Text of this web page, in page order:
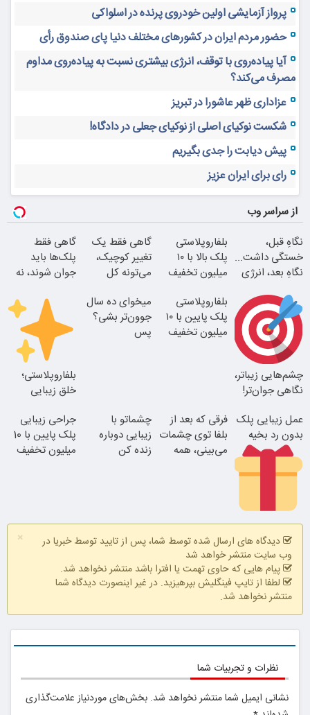
پرواز آزمایشی اولین خودروی پرنده در اسلواکی
حضور مردم ایران در کشورهای مختلف دنیا پای صندوق رأی
آیا پیاده‌روی با توقف، انرژی بیشتری نسبت به پیاده‌روی مداوم
مصرف می‌کند؟
عزاداری ظهر عاشورا در تبریز
شکست نوکیای اصلی از نوکیای جعلی در دادگاه!
پیش دیابت را جدی بگیریم
رای برای ایران عزیز
از سراسر وب
نگاهِ قبل،
خستگی داشت...
نگاهِ بعد، انرژی
بلفا با 25%
تخفیف
بلفاروپلاستی
پلک بالا با ۱۰
میلیون تخفیف
گاهی فقط یک
تغییر کوچیک،
می‌تونه کل
کنه
گاهی فقط
پلک‌ها باید
جوان شوند، نه
نتیجه‌ای طبیعی
چشم‌هایی زیباتر،
نگاهی جوان‌تر!
25% تخفیف
بلفاروپلاستی
پلک پایین با ۱۰
میلیون تخفیف
میخوای ده سال
جوون‌تر بشی؟
پس
بلفاروپلاستی؛
خلق زیبایی
بی‌نهایت
عمل زیبایی پلک
بدون رد بخیه
۱۰ میلیون تومان
تخفیف ویژه
فرقی که بعد از
بلفا توی چشمات
می‌بینی، همه
چشماتو با
زیبایی دوباره
زنده کن
بلفاروپلاستی،
جوان‌تر شدن
جراحی زیبایی
پلک پایین با 10
میلیون تخفیف
×
دیدگاه های ارسال شده توسط شما، پس از تایید توسط خبریا در
وب سایت منتشر خواهد شد
پیام هایی که حاوی تهمت یا افترا باشد منتشر نخواهد شد.
لطفا از تایپ فینگلیش بپرهیزید. در غیر اینصورت دیدگاه شما
منتشر نخواهد شد.
نظرات و تجربیات شما
نشانی ایمیل شما منتشر نخواهد شد. بخش‌های موردنیاز علامت‌گذاری